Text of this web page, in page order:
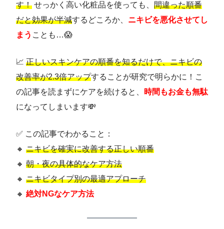
す！ せっかく高い化粧品を使っても、 間違った順番
だと効果が半減するどころか、 ニキビを悪化させてし
まう ことも…😱
📈 正しいスキンケアの順番を知るだけで、ニキビの
改善率が2.3倍アップすることが研究で明らかに！こ
の記事を読まずにケアを続けると、
時間もお金も無駄
になってしまいます💸
✅ この記事でわかること：
🔸 ニキビを確実に改善する正しい順番
🔸 朝・夜の具体的なケア方法
🔸 ニキビタイプ別の最適アプローチ
🔸 絶対NGなケア方法